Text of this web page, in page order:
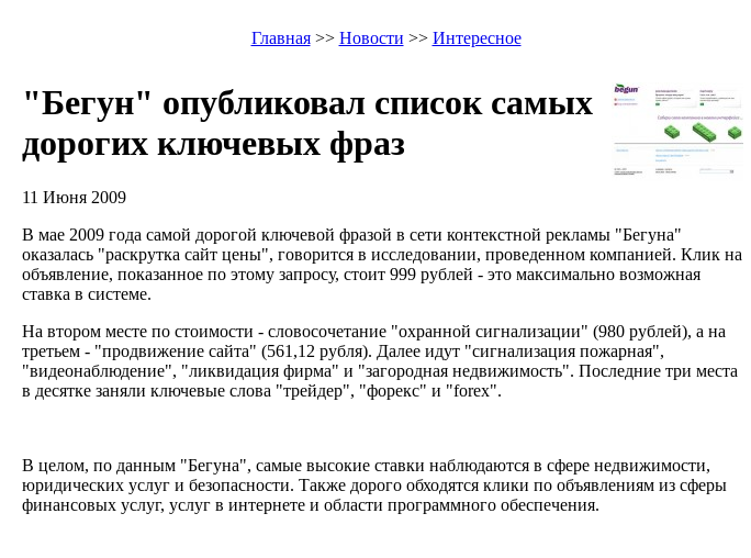
Главная>> Новости >> Интересное
"Бегун" опубликовал список самых
дорогих ключевых фраз
11 Июня 2009
В мае 2009 года самой дорогой ключевой фразой в сети контекстной рекламы "Бегуна"
оказалась "раскрутка сайт цены", говорится в исследовании, проведенном компанией. Клик на
объявление, показанное по этому запросу, стоит 999 рублей - это максимально возможная
ставка в системе.
На втором месте по стоимости - словосочетание "охранной сигнализации" (980 рублей), а на
третьем - "продвижение сайта" (561,12 рубля). Далее идут "сигнализация пожарная",
"видеонаблюдение", "ликвидация фирма" и "загородная недвижимость". Последние три места
в десятке заняли ключевые слова "трейдер", "форекс" и "forex".
В целом, по данным "Бегуна", самые высокие ставки наблюдаются в сфере недвижимости,
юридических услуг и безопасности. Также дорого обходятся клики по объявлениям из сферы
финансовых услуг, услуг в интернете и области программного обеспечения.